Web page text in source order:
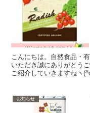
こんにちは。自然食品・
いただき誠にありがとう
ご紹介していきますね
お知らせ